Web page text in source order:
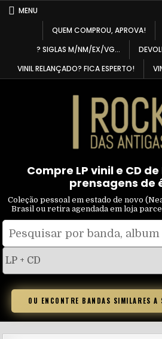
SkipMENU
QUEM COMPROU, APROVA!
? SIGLAS M/NM/EX/VG…
VINIL RELANÇADO? FICA ESPERTO!
Compre LP vinil e CD
prensagens de
Coleção pessoal em estado de novo
Brasil ou retira agendada em loja
Pesquisar
tipo
OU ENCONTRE BANDAS SIMILARES A